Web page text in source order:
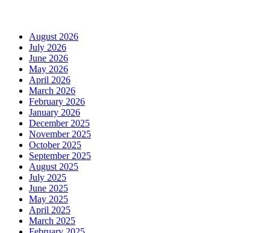
August 2026
July 2026
June 2026
May 2026
April 2026
March 2026
February 2026
January 2026
December 2025
November 2025
October 2025
September 2025
August 2025
July 2025
June 2025
May 2025
April 2025
March 2025